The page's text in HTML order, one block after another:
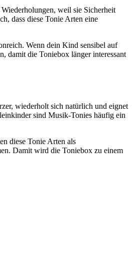
weil sie Sicherheit
dass diese Tonie Arten eine
Wenn dein Kind sensibel auf
damit die Toniebox länger interessant
wiederholt sich natürlich und eignet
sind Musik-Tonies häufig ein
diese Tonie Arten als
Damit wird die Toniebox zu einem